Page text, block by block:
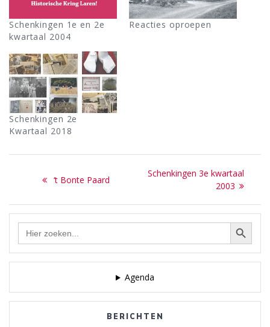
Schenkingen 1e en 2e
kwartaal 2004
Reacties oproepen
Schenkingen 2e
Kwartaal 2018
navigatie
Previous
‘t Bonte Paard
Next
Schenkingen 3e kwartaal
2003
Zoek Zoekknop
Agenda
BERICHTEN